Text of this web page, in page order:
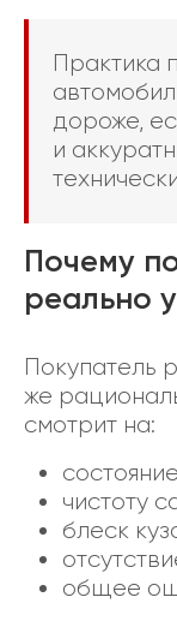
Практика
дороже,
и
Почему
реально
Покупатель
же
смотрит на:
чистоту
блеск
общее